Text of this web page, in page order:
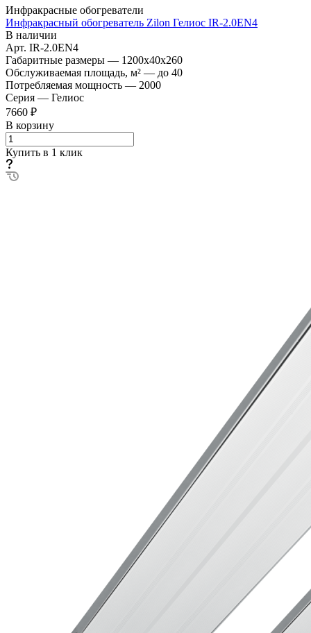
Инфракрасные обогреватели
Инфракрасный обогреватель Zilon Гелиос IR-2.0EN4
В наличии
Арт. IR-2.0EN4
Габаритные размеры — 1200x40x260
Обслуживаемая площадь, м² — до 40
Потребляемая мощность — 2000
Серия — Гелиос
7660 ₽
В корзину
Купить в 1 клик